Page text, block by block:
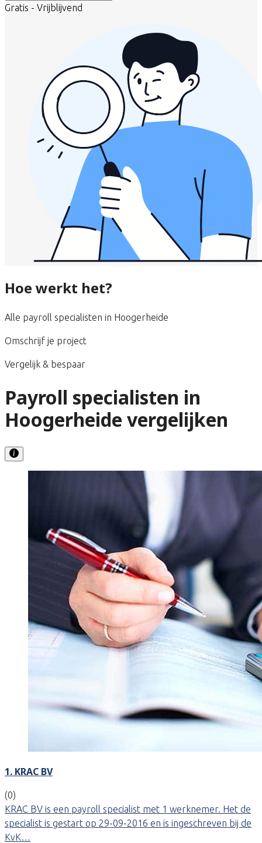
Gratis - Vrijblijvend
Hoe werkt het?
Alle payroll specialisten in Hoogerheide
Omschrijf je project
Vergelijk & bespaar
Payroll specialisten in
Hoogerheide vergelijken
1. KRAC BV
(0)
KRAC BV is een payroll specialist met 1 werknemer. Het de
specialist is gestart op 29-09-2016 en is ingeschreven bij de
KvK…